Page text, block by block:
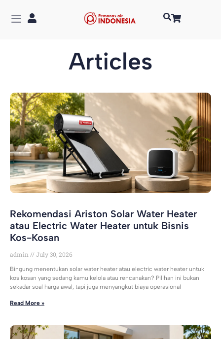
Articles
Rekomendasi Ariston Solar Water Heater
atau Electric Water Heater untuk Bisnis
Kos-Kosan
admin July 30, 2026
Bingung menentukan solar water heater atau electric water heater untuk
kos kosan yang sedang kamu kelola atau rencanakan? Pilihan ini bukan
sekadar soal harga awal, tapi juga menyangkut biaya operasional
Read More »